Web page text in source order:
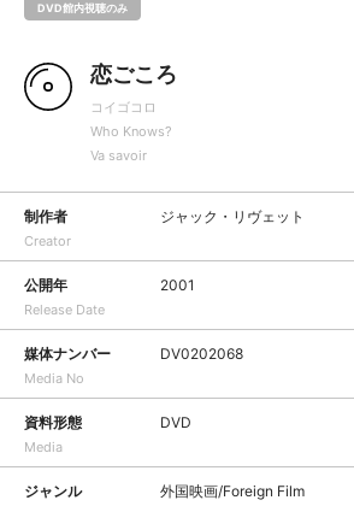
DVD館内視聴のみ
恋ごころ
コイゴコロ
Who Knows?
Va savoir
制作者
Creator
ジャック・リヴェット
公開年
Release Date
2001
媒体ナンバー
Media No
DV0202068
資料形態
Media
DVD
ジャンル 外国映画/Foreign Film